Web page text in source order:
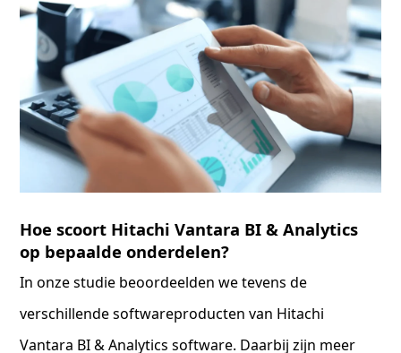
Hoe scoort Hitachi Vantara BI & Analytics
op bepaalde onderdelen?
In onze studie beoordeelden we tevens de
verschillende softwareproducten van Hitachi
Vantara BI & Analytics software. Daarbij zijn meer